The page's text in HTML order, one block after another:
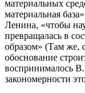
материальных
материальная
Ленина, «чтобы
превращалась в
образом» (Там же,
обоснование
воспринималось
закономерности